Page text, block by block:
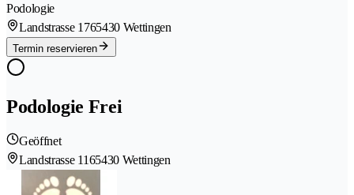
Podologie
Landstrasse 1765430 Wettingen
Termin reservieren
Podologie Frei
Geöffnet
Landstrasse 1165430 Wettingen